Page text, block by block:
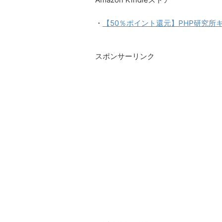
・ 【50％ポイント還元】PHP研究所
スポンサーリンク